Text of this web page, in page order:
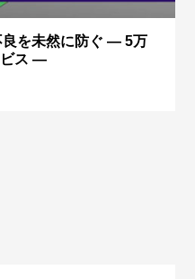
良を未然に防ぐ ― 5万
ビス ―